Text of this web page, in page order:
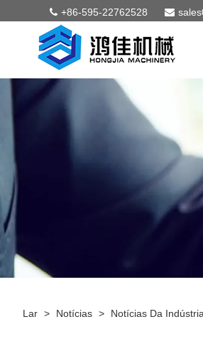
+86-595-22762528
Lar > Notícias > Notícias Da Indústria